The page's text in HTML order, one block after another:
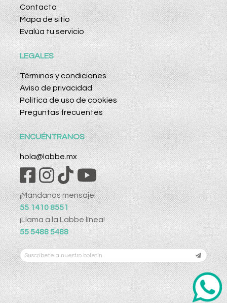
Contacto
Mapa de sitio
Evalúa tu servicio
LEGALES
Términos y condiciones
Aviso de privacidad
Política de uso de cookies
Preguntas frecuentes
ENCUÉNTRANOS
hola@labbe.mx
¡Mándanos mensaje!
55 1410 8551
¡Llama a la Labbe línea!
55 5488 5488